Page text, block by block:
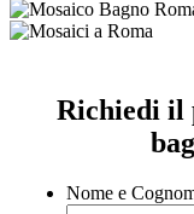
Richiedi il
Nome e